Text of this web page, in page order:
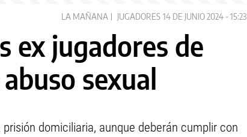
LA MAÑANA JUGADORES 14 DE JUNIO 2024 - 15:23
ex jugadores de
sexual
domiciliaria, aunque deberán cumplir con